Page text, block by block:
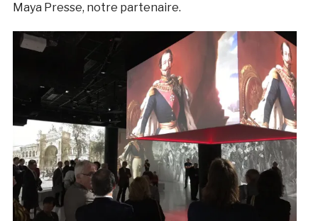
Maya Presse, notre partenaire.